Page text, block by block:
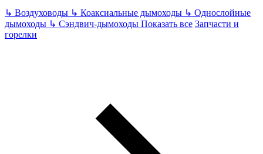
↳ Воздуховоды ↳ Коаксиальные дымоходы ↳ Однослойные
дымоходы ↳ Сэндвич-дымоходы Показать все Запчасти и
горелки